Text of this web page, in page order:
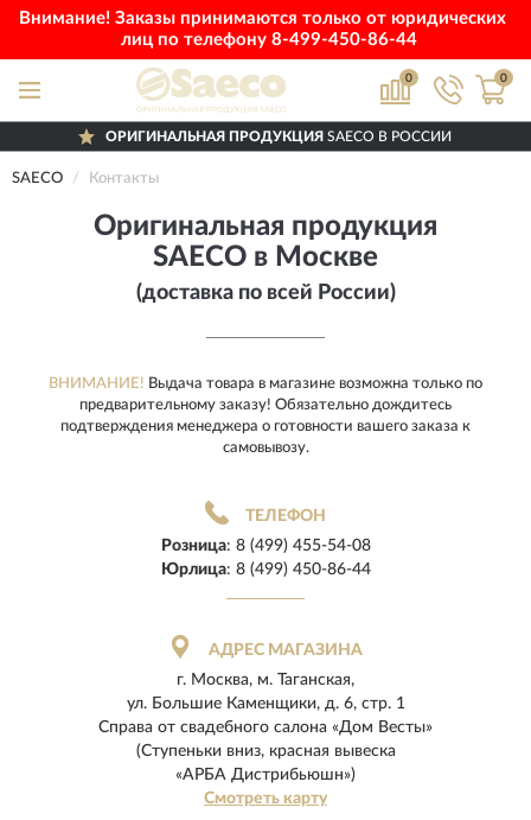
Внимание! Заказы принимаются только от юридических
лиц по телефону 8-499-450-86-44
0 0
ОРИГИНАЛЬНАЯ ПРОДУКЦИЯ SAECO В РОССИИ
SAECO Контакты
Оригинальная продукция
SAECO в Москве
(доставка по всей России)
ВНИМАНИЕ! Выдача товара в магазине возможна только по
предварительному заказу! Обязательно дождитесь
подтверждения менеджера о готовности вашего заказа к
самовывозу.
ТЕЛЕФОН
Розница: 8 (499) 455-54-08
Юрлица: 8 (499) 450-86-44
АДРЕС МАГАЗИНА
г. Москва, м. Таганская,
ул. Большие Каменщики, д. 6, стр. 1
Справа от свадебного салона «Дом Весты»
(Ступеньки вниз, красная вывеска
«АРБА Дистрибьюшн»)
Смотреть карту